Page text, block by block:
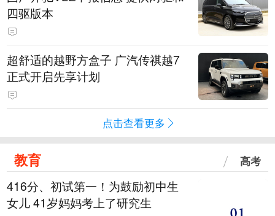
四驱版本
超舒适的越野方盒子 广汽传祺越7
正式开启先享计划
点击查看更多
教育 高考
416分、初试第一！为鼓励初中生
女儿 41岁妈妈考上了研究生